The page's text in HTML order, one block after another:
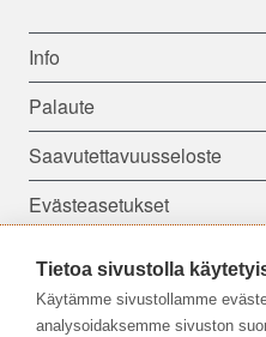
Info
Palaute
Saavutettavuusseloste
Evästeasetukset
Seuraa meitä:
Tietoa sivustolla
Käytämme sivustollamme
analysoidaksemme sivuston